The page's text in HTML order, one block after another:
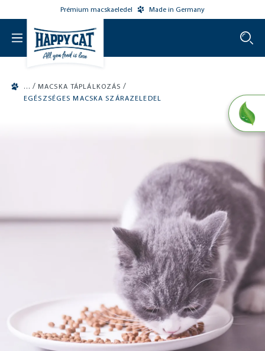
Prémium macskaeledel Made in Germany
/ MACSKA TÁPLÁLKOZÁS /
EGÉSZSÉGES MACSKA SZÁRAZELEDEL